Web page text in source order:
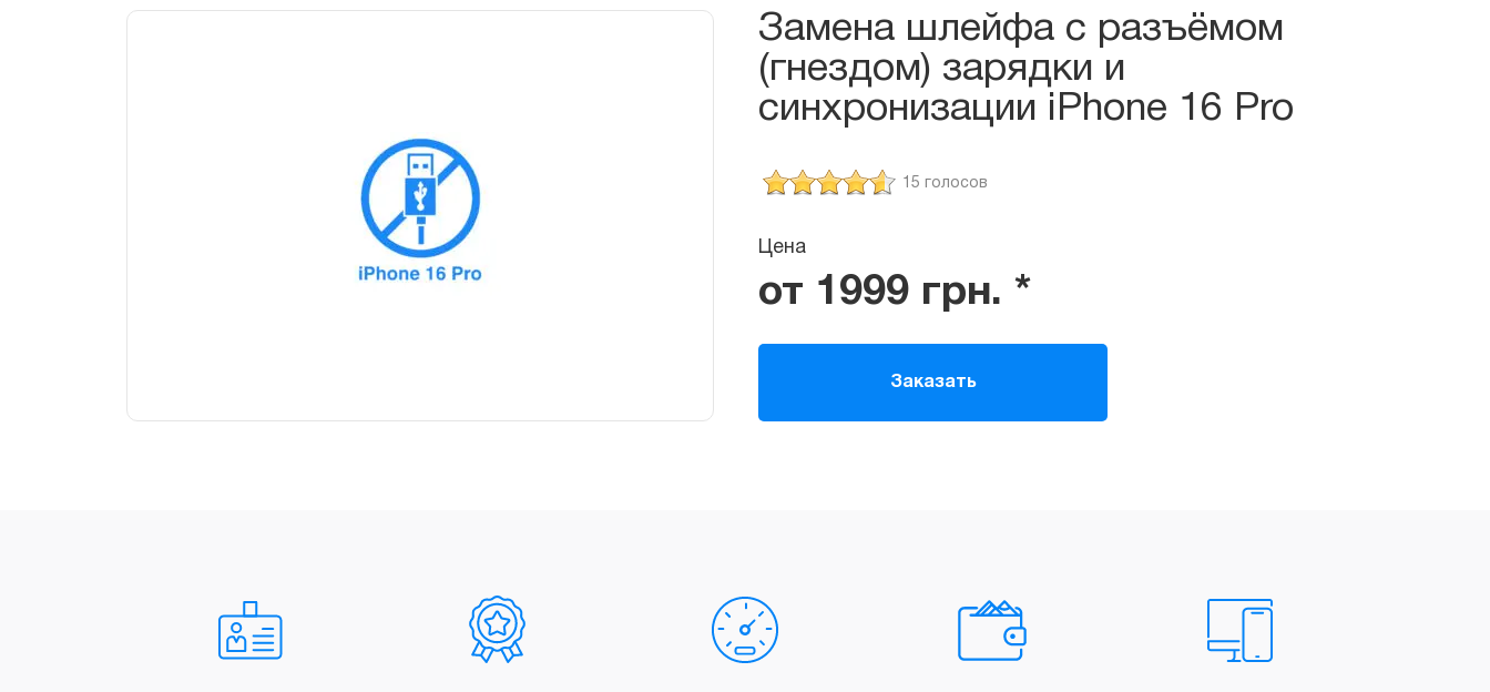
Замена шлейфа с разъёмом
(гнездом) зарядки и
синхронизации iPhone 16 Pro
15 голосов
Цена
от1999грн.
Заказать